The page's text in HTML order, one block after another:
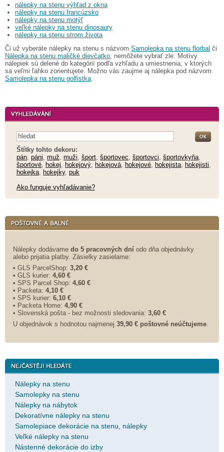
nálepky na stenu výhľad z okna
nálepky na stenu francúzsko
nálepky na stenu motýľ
veľké nálepky na stenu dinosaury
nálepky na stenu strom života
Či už vyberáte nálepky na stenu s názvom Samolepka na stenu florbal či
Nálepka na stenu maličké dievčatko , nemôžete vybrať zle. Motívy
nálepiek sú delené do kategórií podľa vzhľadu a umiestnenia, v ktorých
sa veľmi ľahko zorientujete. Možno vás zaujme aj nálepka pod názvom
Samolepka na stenu golfistka
Štítky tohto dekoru:
pán páni muž muži šport športovec športovci športovkyňa
športové hokej hokejový hokejová hokejové hokejista hokejisti
hokejka hokejky, puk
Ako funguje vyhľadávanie?
Nálepky dodávame do 5 pracovných dní odo dňa objednávky
alebo prijatia platby. Zásielky zasielame:
• GLS ParcelShop: 3,20 €
• GLS kurier: 4,60 €
• SPS Parcel Shop: 4,60 €
• Packeta: 4,10 €
• SPS kurier: 6,10 €
• Packeta Home: 4,90 €
• Slovenská pošta - bez možnosti sledovania: 3,60 €
U objednávok s hodnotou najmenej 39,90 € poštovné neúčtujeme
Nálepky na stenu
Samolepky na stenu
Nálepky na nábytok
Dekoratívne nálepky na stenu
Samolepiace dekorácie na stenu, nálepky
Veľké nálepky na stenu
Nástenné dekorácie do izby